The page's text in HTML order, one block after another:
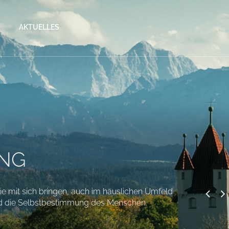
AKTUELLES
mit sich bringen, auch im häuslichen Umfeld
die Selbstbestimmung des Menschen.
Unser
Wenn